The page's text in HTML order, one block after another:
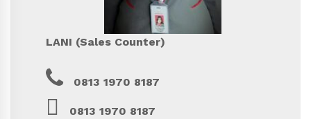
LANI (Sales Counter)
0813 1970 8187
0813 1970 8187